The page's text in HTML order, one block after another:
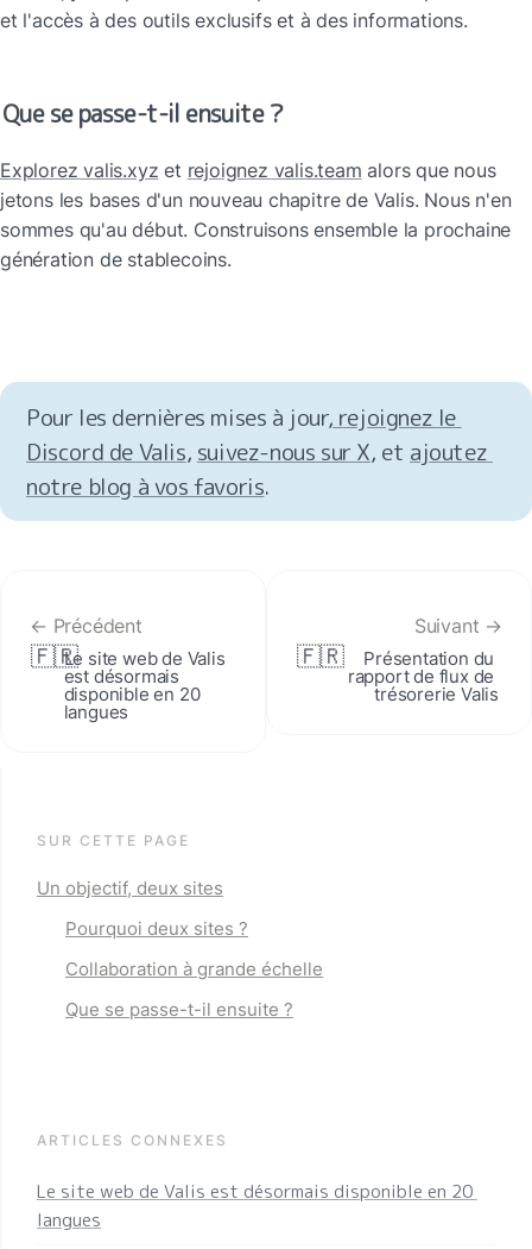
et l'accès à des outils exclusifs et à des informations.
Que se passe-t-il ensuite ?
Explorez valis.xyz et rejoignez valis.team alors que nous
jetons les bases d'un nouveau chapitre de Valis. Nous n'en
sommes qu'au début. Construisons ensemble la prochaine
génération de stablecoins.
Pour les dernières mises à jour, rejoignez le
Discord de Valis, suivez-nous sur X, et ajoutez
notre blog à vos favoris.
← Précédent
🇫🇷Le site web de Valis
est désormais
disponible en 20
langues
Suivant →
🇫🇷 Présentation du
rapport de flux de
trésorerie Valis
SUR CETTE PAGE
Un objectif, deux sites
Pourquoi deux sites ?
Collaboration à grande échelle
Que se passe-t-il ensuite ?
ARTICLES CONNEXES
Le site web de Valis est désormais disponible en 20
langues